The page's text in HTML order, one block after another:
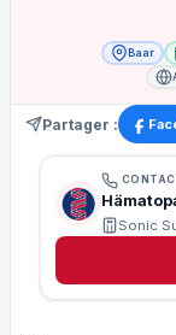
Baar
Partager :
Sonic